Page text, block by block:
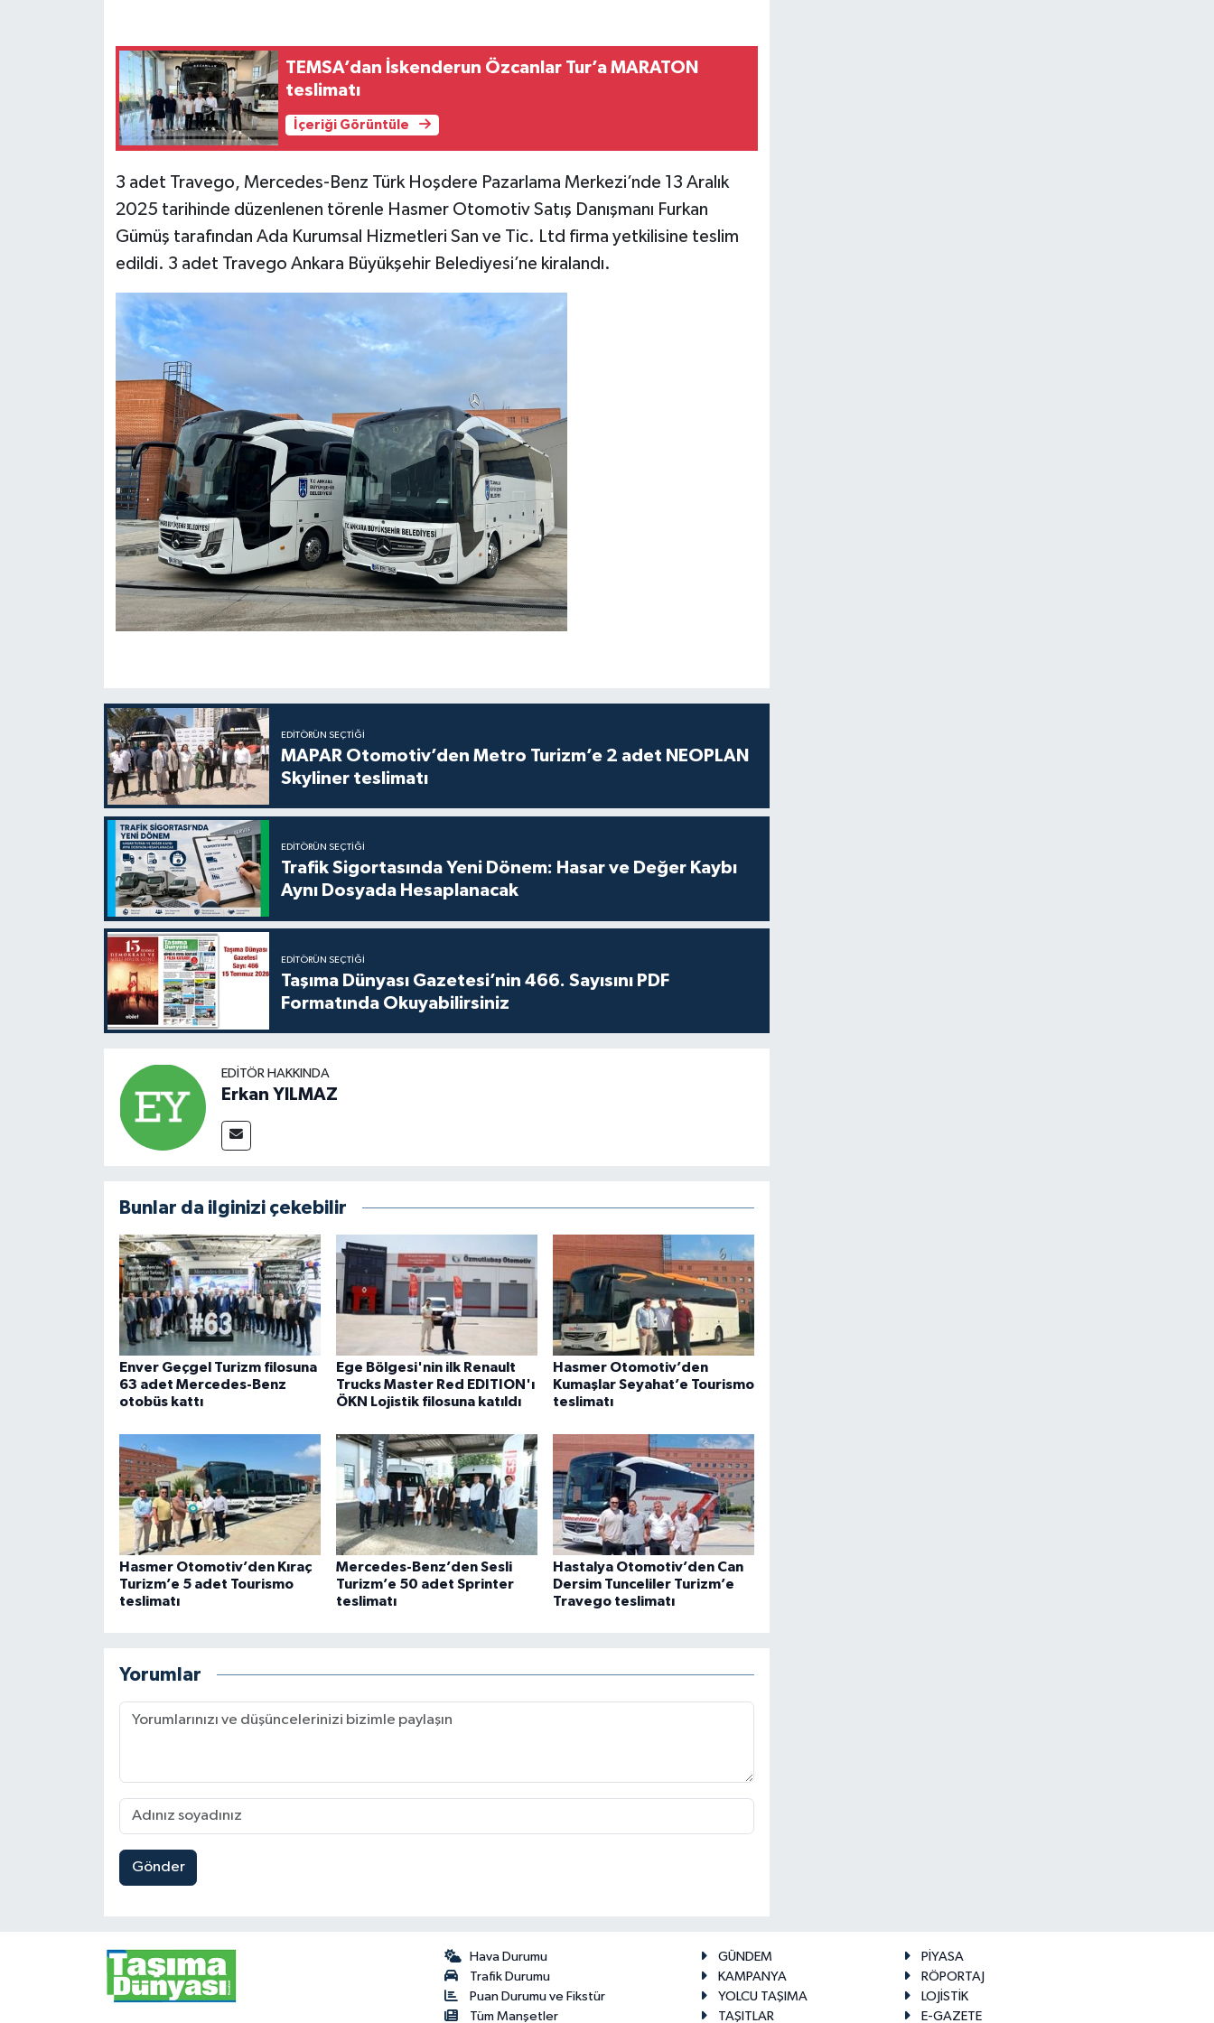
TEMSA’dan İskenderun Özcanlar Tur’a MARATON
teslimatı
İçeriği Görüntüle
3 adet Travego, Mercedes-Benz Türk Hoşdere Pazarlama Merkezi’nde 13 Aralık
2025 tarihinde düzenlenen törenle Hasmer Otomotiv Satış Danışmanı Furkan
Gümüş tarafından Ada Kurumsal Hizmetleri San ve Tic. Ltd firma yetkilisine teslim
edildi. 3 adet Travego Ankara Büyükşehir Belediyesi’ne kiralandı.
EDITÖRÜN SEÇTIĞI
MAPAR Otomotiv’den Metro Turizm’e 2 adet NEOPLAN
Skyliner teslimatı
EDITÖRÜN SEÇTIĞI
Trafik Sigortasında Yeni Dönem: Hasar ve Değer Kaybı
Aynı Dosyada Hesaplanacak
EDITÖRÜN SEÇTIĞI
Taşıma Dünyası Gazetesi’nin 466. Sayısını PDF
Formatında Okuyabilirsiniz
EDITÖR HAKKINDA
Erkan YILMAZ
Bunlar da ilginizi çekebilir
Enver Geçgel Turizm filosuna
63 adet Mercedes-Benz
otobüs kattı
Ege Bölgesi'nin ilk Renault
Trucks Master Red EDITION'ı
ÖKN Lojistik filosuna katıldı
Hasmer Otomotiv’den
Kumaşlar Seyahat’e Tourismo
teslimatı
Hasmer Otomotiv’den Kıraç
Turizm’e 5 adet Tourismo
teslimatı
Mercedes-Benz’den Sesli
Turizm’e 50 adet Sprinter
teslimatı
Hastalya Otomotiv’den Can
Dersim Tunceliler Turizm’e
Travego teslimatı
Yorumlar
Gönder
Hava Durumu
Trafik Durumu
Puan Durumu ve Fikstür
Tüm Manşetler
GÜNDEM
PİYASA
KAMPANYA
RÖPORTAJ
YOLCU TAŞIMA
LOJİSTİK
TAŞITLAR
E-GAZETE